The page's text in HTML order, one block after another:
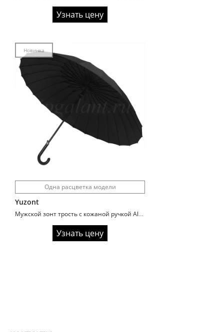
Узнать цену
Новинка
Одна расцветка модели
Yuzont
Мужской зонт трость с кожаной ручкой Almas 430
Узнать цену